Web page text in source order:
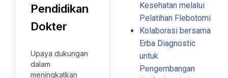
Pendidikan
Dokter
Upaya dukungan
dalam
meningkatkan
Kesehatan melalui
Pelatihan Flebotomi
Kolaborasi bersama
Erba Diagnostic
untuk
Pengembangan